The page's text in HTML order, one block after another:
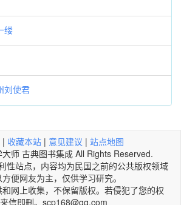
缕
刘使君
| 收藏本站 | 意见建议 | 站点地图
师 古典图书集成 All Rights Reserved.
性站点，内容均为民国之前的公共版权领域
便网友为主，仅供学习研究。
网上收集，不保留版权。若侵犯了您的权
信即刪。scp168@qq.com